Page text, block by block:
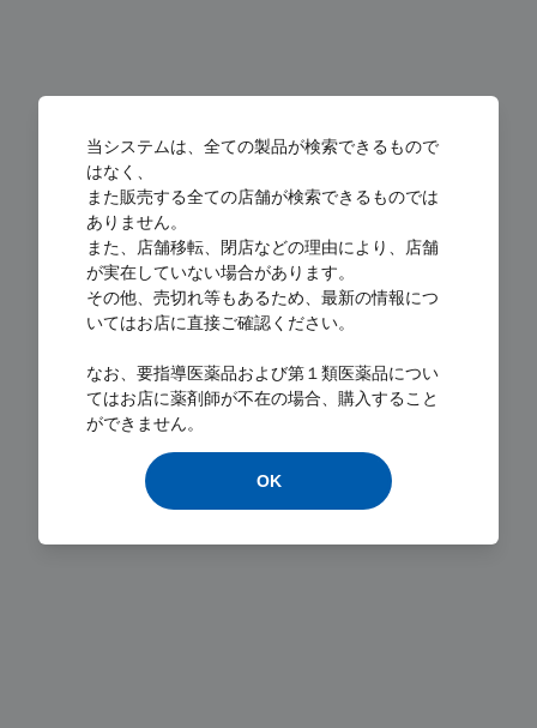
Loading...
当システムは、全ての製品が検索できるもので
はなく、
また販売する全ての店舗が検索できるものでは
ありません。
また、店舗移転、閉店などの理由により、店舗
が実在していない場合があります。
その他、売切れ等もあるため、最新の情報につ
いてはお店に直接ご確認ください。
なお、要指導医薬品および第１類医薬品につい
てはお店に薬剤師が不在の場合、購入すること
ができません。
OK